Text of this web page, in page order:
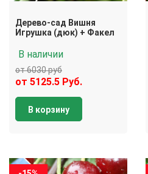
Дерево-сад Вишня
Игрушка (дюк) + Факел
В наличии
от 6030 руб
от 5125.5 Руб.
В корзину